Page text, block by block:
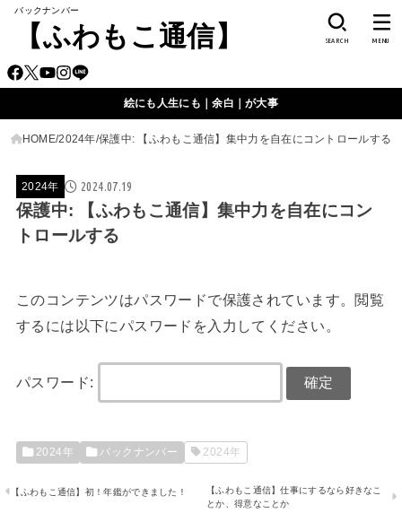
バックナンバー
【ふわもこ通信】 SEARCH MENU
絵にも人生にも｜余白｜が大事
HOME 2024年 保護中: 【ふわもこ通信】集中力を自在にコントロールする
2024年 2024.07.19
保護中: 【ふわもこ通信】集中力を自在にコン
トロールする
このコンテンツはパスワードで保護されています。閲覧
するには以下にパスワードを入力してください。
パスワード:
2024年 バックナンバー 2024年
【ふわもこ通信】初！年鑑ができました！
【ふわもこ通信】仕事にするなら好きなこ
とか、得意なことか